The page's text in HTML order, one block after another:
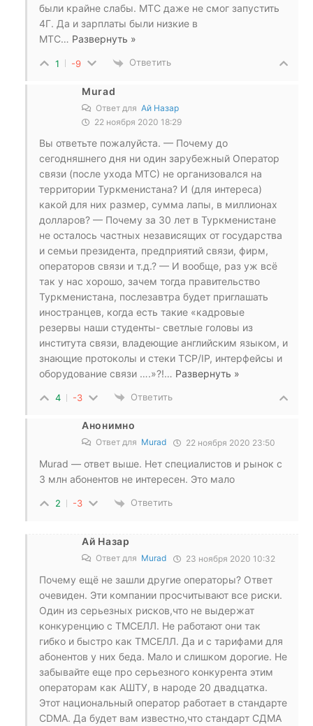
были крайне слабы. МТС даже не смог запустить
4Г. Да и зарплаты были низкие в
МТС… Развернуть »
1 -9 Ответить
Murad
Ответ для Ай Назар
22 ноября 2020 18:29
Вы ответьте пожалуйста. — Почему до
сегодняшнего дня ни один зарубежный Оператор
связи (после ухода МТС) не организовался на
территории Туркменистана? И (для интереса)
какой для них размер, сумма лапы, в миллионах
долларов? — Почему за 30 лет в Туркменистане
не осталось частных независящих от государства
и семьи президента, предприятий связи, фирм,
операторов связи и т.д.? — И вообще, раз уж всё
так у нас хорошо, зачем тогда правительство
Туркменистана, послезавтра будет приглашать
иностранцев, когда есть такие «кадровые
резервы наши студенты- светлые головы из
института связи, владеющие английским языком, и
знающие протоколы и стеки TCP/IP, интерфейсы и
оборудование связи ….»?!… Развернуть »
4 -3 Ответить
Анонимно
Ответ для Murad 22 ноября 2020 23:50
Murad — ответ выше. Нет специалистов и рынок с
3 млн абонентов не интересен. Это мало
2 -3 Ответить
Ай Назар
Ответ для Murad 23 ноября 2020 10:32
Почему ещё не зашли другие операторы? Ответ
очевиден. Эти компании просчитывают все риски.
Один из серьезных рисков,что не выдержат
конкуренцию с ТМСЕЛЛ. Не работают они так
гибко и быстро как ТМСЕЛЛ. Да и с тарифами для
абонентов у них беда. Мало и слишком дорогие. Не
забывайте еще про серьезного конкурента этим
операторам как АШТУ, в народе 20 двадцатка.
Этот национальный оператор работает в стандарте
CDMA. Да будет вам известно,что стандарт СДМА